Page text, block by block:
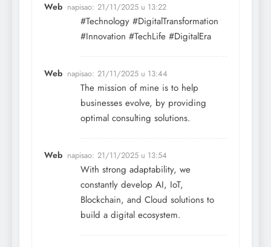
Web napisao: 21/11/2025 u 13:22
#Technology #DigitalTransformation
#Innovation #TechLife #DigitalEra
Web napisao: 21/11/2025 u 13:44
The mission of mine is to help
businesses evolve, by providing
optimal consulting solutions.
Web napisao: 21/11/2025 u 13:54
With strong adaptability, we
constantly develop AI, IoT,
Blockchain, and Cloud solutions to
build a digital ecosystem.